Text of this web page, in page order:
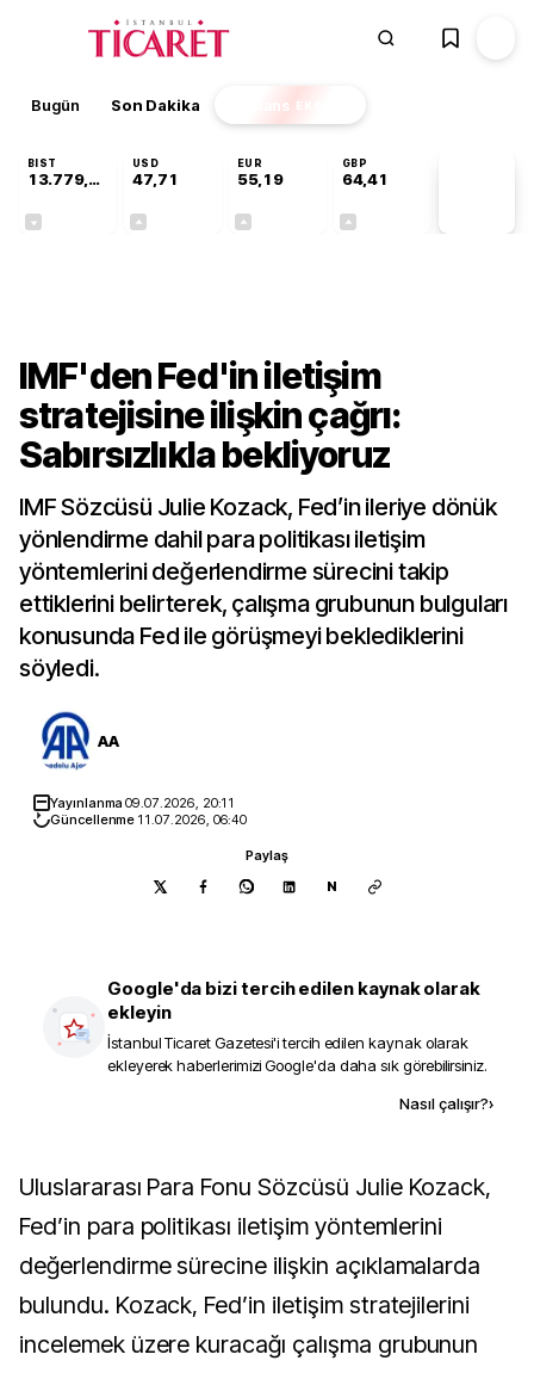
Bugün Son Dakika Finans EKSTRA
BIST
13.779,39
USD
47,71
EUR
55,19
GBP
64,41
IMF'den Fed'in iletişim
stratejisine ilişkin çağrı:
Sabırsızlıkla bekliyoruz
IMF Sözcüsü Julie Kozack, Fed’in ileriye dönük
yönlendirme dahil para politikası iletişim
yöntemlerini değerlendirme sürecini takip
ettiklerini belirterek, çalışma grubunun bulguları
konusunda Fed ile görüşmeyi beklediklerini
söyledi.
AA
Yayınlanma09.07.2026, 20:11
Güncellenme 11.07.2026, 06:40
Paylaş
N
Google'da bizi tercih edilen kaynak olarak
ekleyin
İstanbul Ticaret Gazetesi'i tercih edilen kaynak olarak
ekleyerek haberlerimizi Google'da daha sık görebilirsiniz.
Nasıl çalışır?›
Uluslararası Para Fonu Sözcüsü Julie Kozack,
Fed’in para politikası iletişim yöntemlerini
değerlendirme sürecine ilişkin açıklamalarda
bulundu. Kozack, Fed’in iletişim stratejilerini
incelemek üzere kuracağı çalışma grubunun